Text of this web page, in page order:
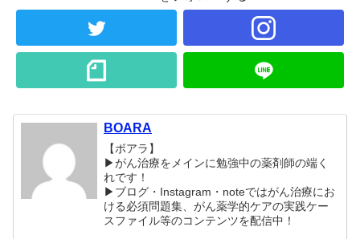
BOARA
【ボアラ】
▶がん治療をメインに勉強中の薬剤師の端く
れです！
▶︎ブログ・Instagram・noteではがん治療にお
ける必須問題集、がん薬学的ケアの実践ケー
スファイル等のコンテンツを配信中！